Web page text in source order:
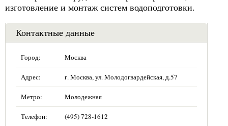
изготовление и монтаж систем водоподготовки.
Контактные данные
Город: Москва
Адрес: г. Москва, ул. Молодогвардейская, д.57
Метро: Молодежная
Телефон: (495) 728-1612